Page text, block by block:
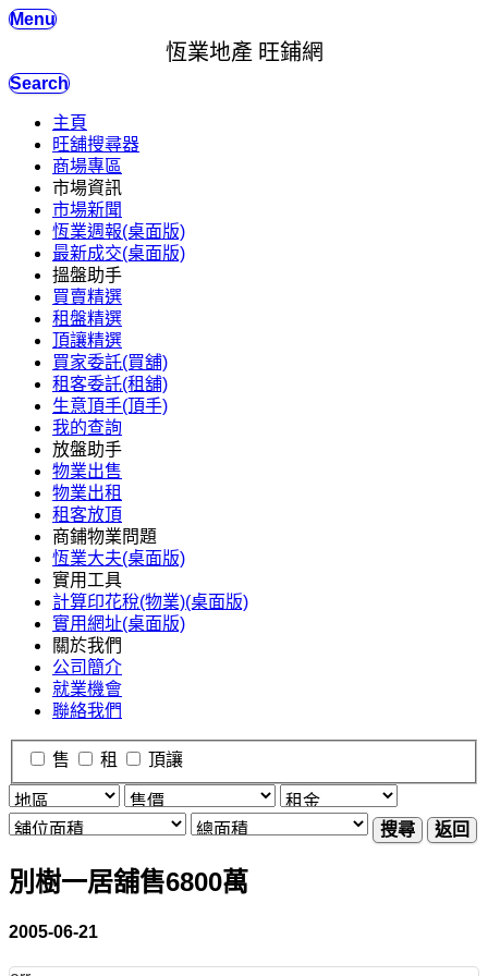
Menu
恆業地產 旺鋪網
Search
主頁
旺舖搜尋器
商場專區
市場資訊
市場新聞
恆業週報(桌面版)
最新成交(桌面版)
搵盤助手
買賣精選
租盤精選
頂讓精選
買家委託(買舖)
租客委託(租舖)
生意頂手(頂手)
我的查詢
放盤助手
物業出售
物業出租
租客放頂
商鋪物業問題
恆業大夫(桌面版)
實用工具
計算印花稅(物業)(桌面版)
實用網址(桌面版)
關於我們
公司簡介
就業機會
聯絡我們
售 租 頂讓
搜尋 返回
別樹一居舖售6800萬
2005-06-21